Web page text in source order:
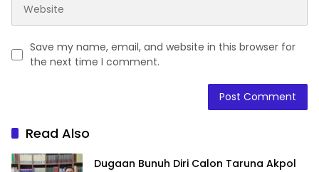
Save my name, email, and website in this browser for
the next time I comment.
Read Also
Dugaan Bunuh Diri Calon Taruna Akpol